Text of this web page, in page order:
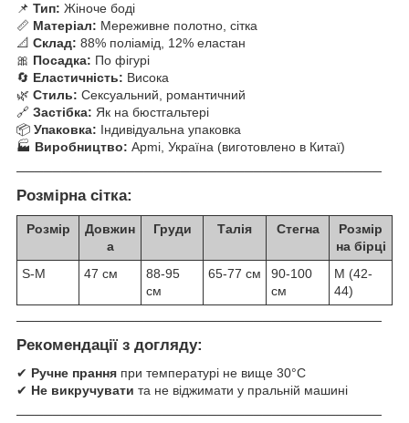
📌 Тип: Жіноче боді
📏 Матеріал: Мереживне полотно, сітка
📐 Склад: 88% поліамід, 12% еластан
🎀 Посадка: По фігурі
🔄 Еластичність: Висока
🌿 Стиль: Сексуальний, романтичний
🔗 Застібка: Як на бюстгальтері
📦 Упаковка: Індивідуальна упаковка
🏭 Виробництво: Apmi, Україна (виготовлено в Китаї)
────────────────────────────────────────
Розмірна сітка:
Розмір
Довжин
а
Груди Талія Стегна
Розмір
на бірці
S-M
47 см
88-95
см
65-77 см
90-100
см
M (42-
44)
────────────────────────────────────────
Рекомендації з догляду:
✔ Ручне прання при температурі не вище 30°C
✔ Не викручувати та не віджимати у пральній машині
────────────────────────────────────────